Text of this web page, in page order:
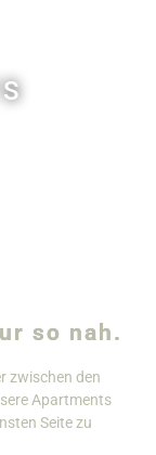
so nah.
zwischen den
Apartments
Seite zu